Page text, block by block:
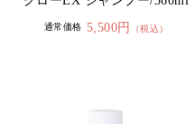
通常価格 5,500円 （税込）